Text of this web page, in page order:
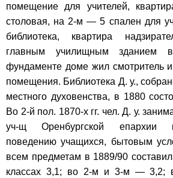
помещение для учителей,
столовая, на 2-м — 5 спален для
библиотека, квартира
главным училищным зданием
фундаменте доме жил смотритель и
помещения. Библиотека Д. у.,
местного духовенства, в 1880
Во 2-й пол. 1870-х гг. чел. Д. у.
уч-щ Оренбургской епархии
поведению учащихся, бытовым
всем предметам в 1889/90
классах 3,1; во 2-м и 3-м —